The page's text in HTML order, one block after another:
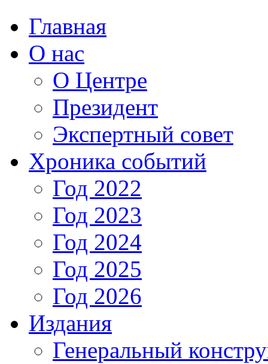
Главная
О нас
О Центре
Президент
Экспертный совет
Хроника событий
Год 2022
Год 2023
Год 2024
Год 2025
Год 2026
Издания
Генеральный